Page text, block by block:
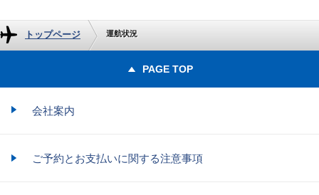
トップページ 運航状況
PAGE TOP
会社案内
ご予約とお支払いに関する注意事項